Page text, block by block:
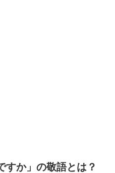
すか」の敬語とは？